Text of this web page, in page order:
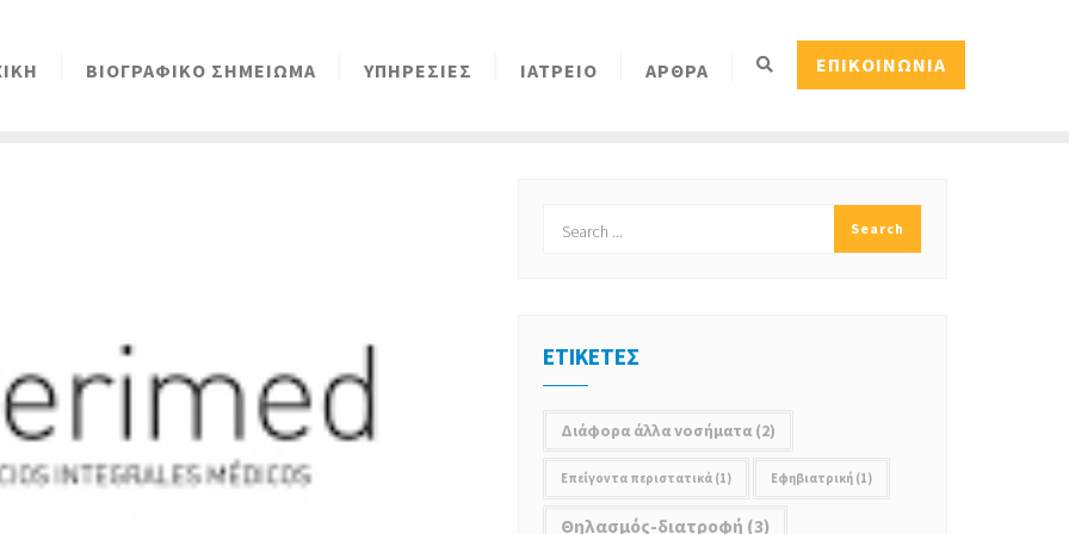
ΒΙΟΓΡΑΦΙΚΟ ΣΗΜΕΙΩΜΑ ΥΠΗΡΕΣΙΕΣ ΙΑΤΡΕΙΟ ΑΡΘΡΑ ΕΠΙΚΟΙΝΩΝΙΑ
ΕΤΙΚΕΤΕΣ
Διάφορα άλλα νοσήματα (2)
Επείγοντα περιστατικά (1) Εφηβιατρική (1)
Θηλασμός-διατροφή (3)